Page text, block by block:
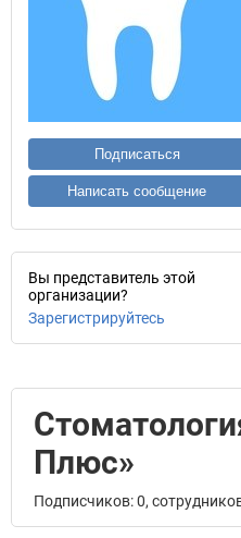
Подписаться
Написать сообщение
Вы представитель этой
организации?
Зарегистрируйтесь
Плюс»
Подписчиков: 0,